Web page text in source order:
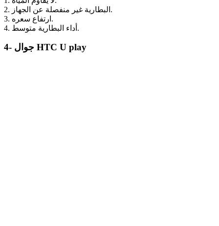
2. البطارية غير منفصلة عن الجهاز.
3. ارتفاع سعره.
4. أداء البطارية متوسط.
4- جوال HTC U play